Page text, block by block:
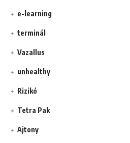
e-learning
terminál
Vazallus
unhealthy
Rizikó
Tetra Pak
Ajtony